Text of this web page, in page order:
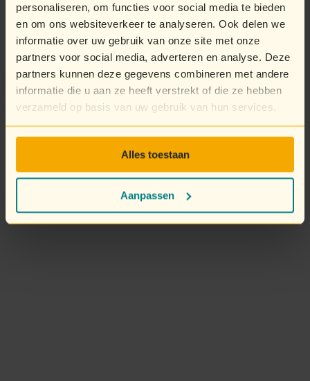
personaliseren, om functies voor social media te bieden
en om ons websiteverkeer te analyseren. Ook delen we
informatie over uw gebruik van onze site met onze
partners voor social media, adverteren en analyse. Deze
partners kunnen deze gegevens combineren met andere
informatie die u aan ze heeft verstrekt of die ze hebben
verzameld op basis van uw gebruik van hun services.
Alles toestaan
Aanpassen